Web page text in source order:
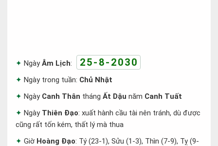
NgàyÂm Lịch: 25-8-2030
Ngày trong tuần: Chủ Nhật
Ngày Canh Thân tháng Ất Dậu năm Canh Tuất
Ngày Thiên Đạo: xuất hành cầu tài nên tránh, dù được
cũng rất tốn kém, thất lý mà thua
Giờ Hoàng Đạo: Tý (23-1), Sửu (1-3), Thìn (7-9), Tỵ (9-